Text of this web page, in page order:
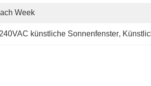
Week
künstliche Sonnenfenster,